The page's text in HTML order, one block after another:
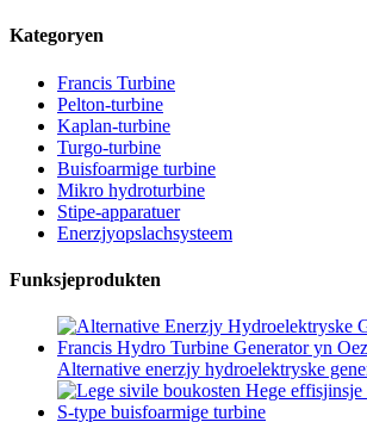
Kategoryen
Francis Turbine
Pelton-turbine
Kaplan-turbine
Turgo-turbine
Buisfoarmige turbine
Mikro hydroturbine
Stipe-apparatuer
Enerzjyopslachsysteem
Funksjeprodukten
Alternative enerzjy hydroelektryske